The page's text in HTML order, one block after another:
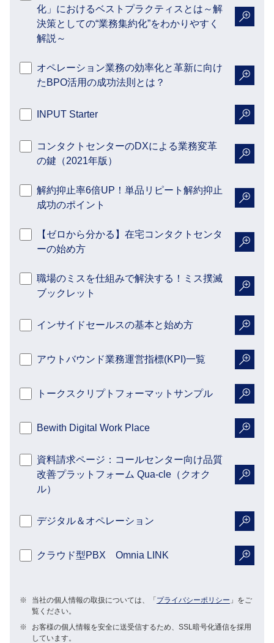
化」におけるベストプラクティスとは～解
決策としての“業務集約化”をわかりやすく
解説～
詳細
オペレーション業務の効率化と革新に向け
たBPO活用の成功法則とは？
詳細
INPUT Starter
詳細
コンタクトセンターのDXによる業務変革
の鍵（2021年版）
詳細
解約抑止率6倍UP！単品リピート解約抑止
成功のポイント
詳細
【ゼロから分かる】在宅コンタクトセンタ
ーの始め方
詳細
職場のミスを仕組みで解決する！ミス撲滅
ブックレット
詳細
インサイドセールスの基本と始め方
詳細
アウトバウンド業務運営指標(KPI)一覧
詳細
トークスクリプトフォーマットサンプル
詳細
Bewith Digital Work Place
詳細
資料請求ページ：コールセンター向け品質
改善プラットフォーム Qua-cle（クオク
ル）
詳細
デジタル＆オペレーション
詳細
クラウド型PBX Omnia LINK
詳細
※ 当社の個人情報の取扱については、「 プライバシーポリシー 」をご
覧ください。
※
お客様の個人情報を安全に送受信するため、SSL暗号化通信を採用
しています。